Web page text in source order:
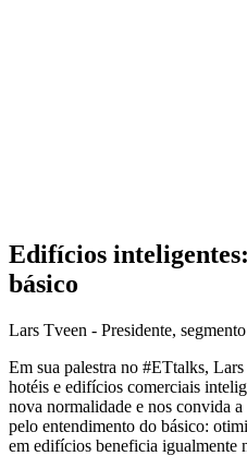
Edifícios
básico
Lars Tveen - Presidente,
Em sua palestra no #ETtalks,
hotéis e edifícios comerciais
nova normalidade e nos convida
pelo entendimento do básico:
em edifícios beneficia igualmente